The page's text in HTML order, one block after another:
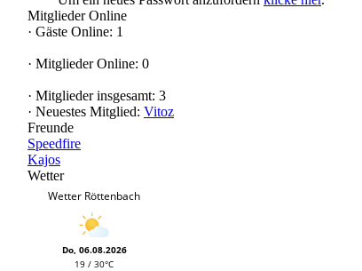
Mitglieder Online
· Gäste Online: 1
· Mitglieder Online: 0
· Mitglieder insgesamt: 3
· Neuestes Mitglied: Vitoz
Freunde
Speedfire
Kajos
Wetter
Wetter Röttenbach
Do, 06.08.2026
19 / 30°C